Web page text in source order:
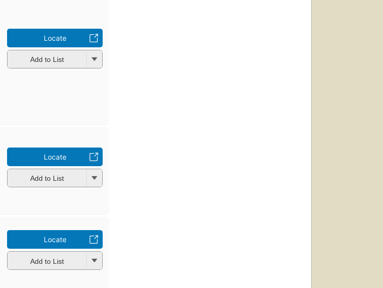
Locate
Add to List
Locate
Add to List
Locate
Add to List